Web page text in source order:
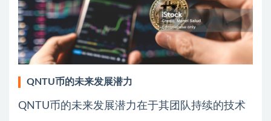
QNTU币的未来发展潜力
QNTU币的未来发展潜力在于其团队持续的技术